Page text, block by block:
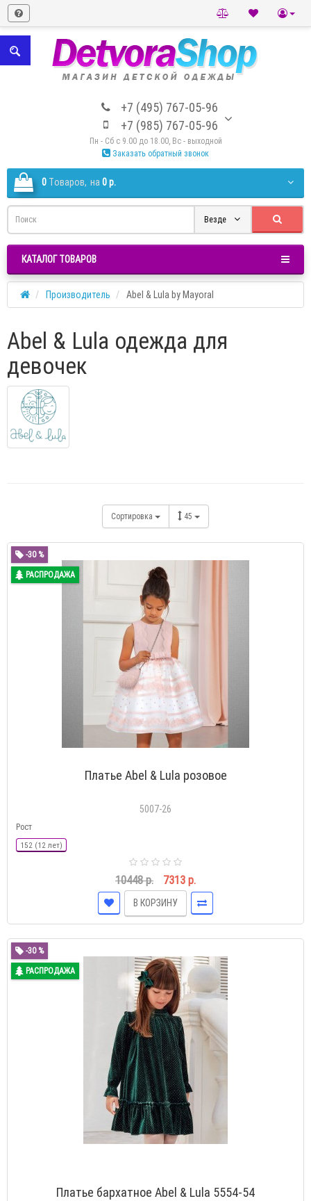
+7 (495) 767-05-96
+7 (985) 767-05-96
Пн - Сб с 9.00 до 18.00, Вс - выходной
Заказать обратный звонок
0 Tоваров, на 0 р.
Везде
КАТАЛОГ ТОВАРОВ
Производитель Abel & Lula by Mayoral
Abel & Lula одежда для
девочек
Сортировка 45
-30 %
РАСПРОДАЖА
Платье Abel & Lula розовое
5007-26
Рост
152 (12 лет)
10448 р. 7313 р.
В КОРЗИНУ
-30 %
РАСПРОДАЖА
Платье бархатное Abel & Lula 5554-54